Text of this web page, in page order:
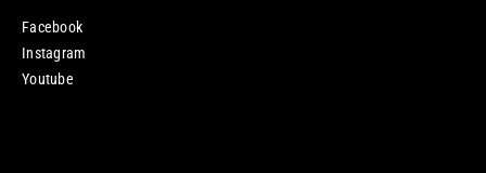
Facebook
Instagram
Youtube